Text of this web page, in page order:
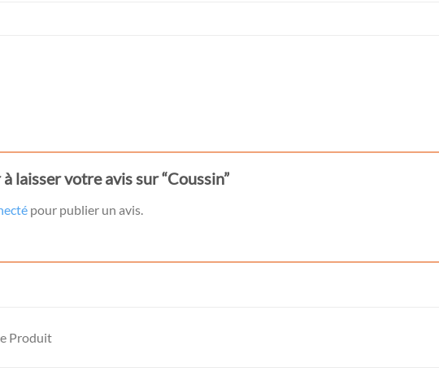
laisser votre avis sur “Coussin”
pour publier un avis.
Produit